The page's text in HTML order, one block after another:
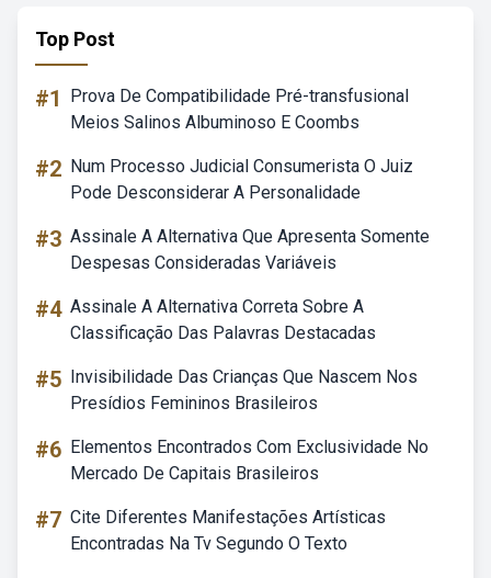
Top Post
#1
Prova De Compatibilidade Pré-transfusional
Meios Salinos Albuminoso E Coombs
#2 Num Processo Judicial Consumerista O Juiz
Pode Desconsiderar A Personalidade
#3 Assinale A Alternativa Que Apresenta Somente
Despesas Consideradas Variáveis
#4 Assinale A Alternativa Correta Sobre A
Classificação Das Palavras Destacadas
#5 Invisibilidade Das Crianças Que Nascem Nos
Presídios Femininos Brasileiros
#6 Elementos Encontrados Com Exclusividade No
Mercado De Capitais Brasileiros
#7 Cite Diferentes Manifestações Artísticas
Encontradas Na Tv Segundo O Texto